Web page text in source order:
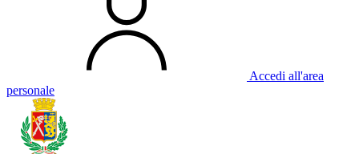
Accedi all'area
personale